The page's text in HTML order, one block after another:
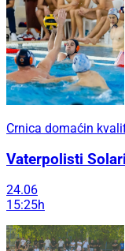
Crnica domaćin
Vaterpolisti
24.06
15:25h